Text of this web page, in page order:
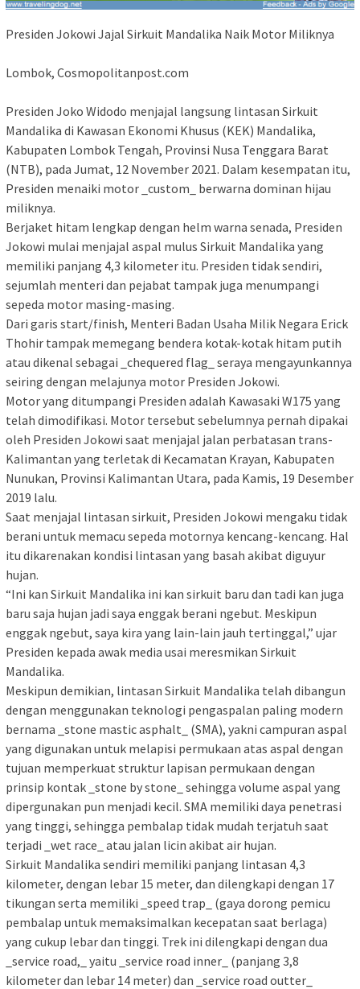
Presiden Jokowi Jajal Sirkuit Mandalika Naik Motor Miliknya
Lombok, Cosmopolitanpost.com
Presiden Joko Widodo menjajal langsung lintasan Sirkuit
Mandalika di Kawasan Ekonomi Khusus (KEK) Mandalika,
Kabupaten Lombok Tengah, Provinsi Nusa Tenggara Barat
(NTB), pada Jumat, 12 November 2021. Dalam kesempatan itu,
Presiden menaiki motor _custom_ berwarna dominan hijau
miliknya.
Berjaket hitam lengkap dengan helm warna senada, Presiden
Jokowi mulai menjajal aspal mulus Sirkuit Mandalika yang
memiliki panjang 4,3 kilometer itu. Presiden tidak sendiri,
sejumlah menteri dan pejabat tampak juga menumpangi
sepeda motor masing-masing.
Dari garis start/finish, Menteri Badan Usaha Milik Negara Erick
Thohir tampak memegang bendera kotak-kotak hitam putih
atau dikenal sebagai _chequered flag_ seraya mengayunkannya
seiring dengan melajunya motor Presiden Jokowi.
Motor yang ditumpangi Presiden adalah Kawasaki W175 yang
telah dimodifikasi. Motor tersebut sebelumnya pernah dipakai
oleh Presiden Jokowi saat menjajal jalan perbatasan trans-
Kalimantan yang terletak di Kecamatan Krayan, Kabupaten
Nunukan, Provinsi Kalimantan Utara, pada Kamis, 19 Desember
2019 lalu.
Saat menjajal lintasan sirkuit, Presiden Jokowi mengaku tidak
berani untuk memacu sepeda motornya kencang-kencang. Hal
itu dikarenakan kondisi lintasan yang basah akibat diguyur
hujan.
“Ini kan Sirkuit Mandalika ini kan sirkuit baru dan tadi kan juga
baru saja hujan jadi saya enggak berani ngebut. Meskipun
enggak ngebut, saya kira yang lain-lain jauh tertinggal,” ujar
Presiden kepada awak media usai meresmikan Sirkuit
Mandalika.
Meskipun demikian, lintasan Sirkuit Mandalika telah dibangun
dengan menggunakan teknologi pengaspalan paling modern
bernama _stone mastic asphalt_ (SMA), yakni campuran aspal
yang digunakan untuk melapisi permukaan atas aspal dengan
tujuan memperkuat struktur lapisan permukaan dengan
prinsip kontak _stone by stone_ sehingga volume aspal yang
dipergunakan pun menjadi kecil. SMA memiliki daya penetrasi
yang tinggi, sehingga pembalap tidak mudah terjatuh saat
terjadi _wet race_ atau jalan licin akibat air hujan.
Sirkuit Mandalika sendiri memiliki panjang lintasan 4,3
kilometer, dengan lebar 15 meter, dan dilengkapi dengan 17
tikungan serta memiliki _speed trap_ (gaya dorong pemicu
pembalap untuk memaksimalkan kecepatan saat berlaga)
yang cukup lebar dan tinggi. Trek ini dilengkapi dengan dua
_service road,_ yaitu _service road inner_ (panjang 3,8
kilometer dan lebar 14 meter) dan _service road outter_